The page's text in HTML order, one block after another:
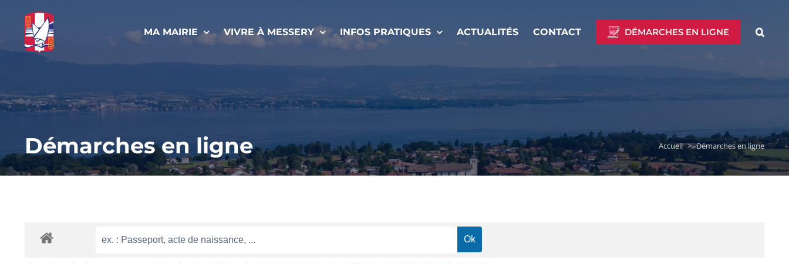
contenu
MA MAIRIE VIVRE À MESSERY INFOS PRATIQUES ACTUALITÉS CONTACT DÉMARCHES EN LIGNE
Démarches en ligne Accueil > Démarches en ligne